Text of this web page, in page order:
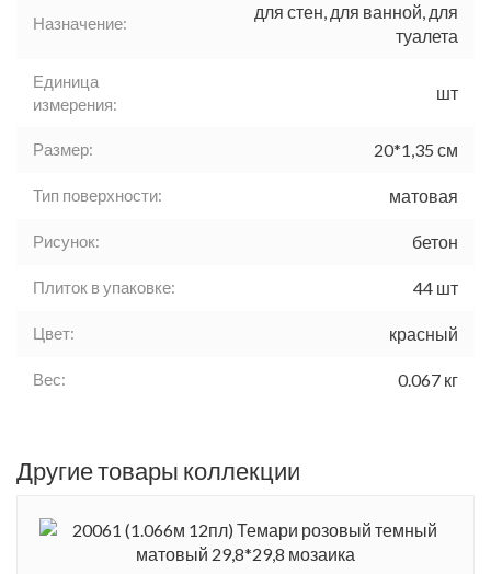
Назначение:
для стен, для ванной, для
туалета
Единица
измерения:
шт
Размер: 20*1,35 см
Тип поверхности: матовая
Рисунок: бетон
Плиток в упаковке: 44 шт
Цвет: красный
Вес: 0.067 кг
Другие товары коллекции